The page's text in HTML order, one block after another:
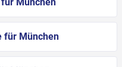
für München